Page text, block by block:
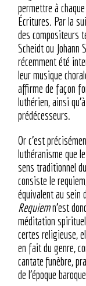
permettre à
Écritures. Par la
des compositeurs
Scheidt ou
récemment été
leur musique
affirme de façon
luthérien, ainsi
prédécesseurs.
Or c’est
luthéranisme que le
sens traditionnel
consiste le
équivalent au sein
Requiemn’est
méditation
certes religieuse,
en fait du genre,
cantate funèbre,
de l’époque